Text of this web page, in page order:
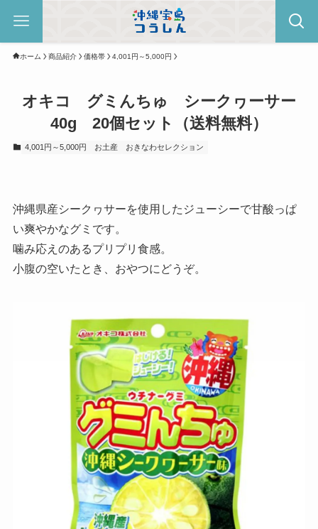
ホーム 商品紹介 価格帯 4,001円～5,000円
オキコ グミんちゅ シークヮーサー
40g 20個セット（送料無料）
4,001円～5,000円 お土産 おきなわセレクション
沖縄県産シークヮサーを使用したジューシーで甘酸っぱ
い爽やかなグミです。
噛み応えのあるプリプリ食感。
小腹の空いたとき、おやつにどうぞ。